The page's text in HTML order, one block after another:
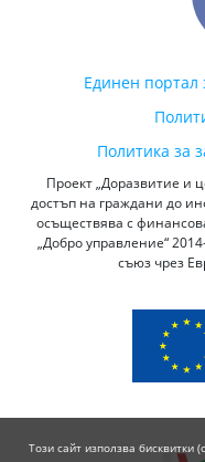
Единен портал
Политика за
Проект „Доразвитие и
достъп на граждани до
осъществява с
„Добро управление“
съюз чрез
Този сайт използва бисквитки